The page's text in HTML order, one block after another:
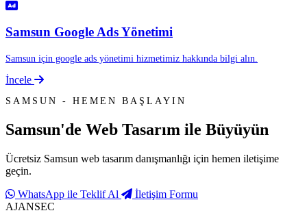
Samsun Google Ads Yönetimi
Samsun için google ads yönetimi hizmetimiz hakkında bilgi alın.
İncele
SAMSUN - HEMEN BAŞLAYIN
Samsun'de Web Tasarım ile Büyüyün
Ücretsiz Samsun web tasarım danışmanlığı için hemen iletişime
geçin.
WhatsApp ile Teklif Al
İletişim Formu
AJANSEC